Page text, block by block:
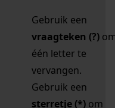
Gebruik een
vraagteken (?)
één letter te
vervangen.
Gebruik een
sterretje (*) om